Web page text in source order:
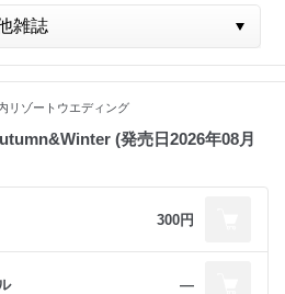
リゾートウエディング
(発売日2026年08月
300円
―